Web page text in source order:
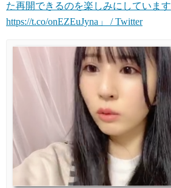
た再開できるのを楽しみにしています
https://t.co/onEZEuJyna」 / Twitter